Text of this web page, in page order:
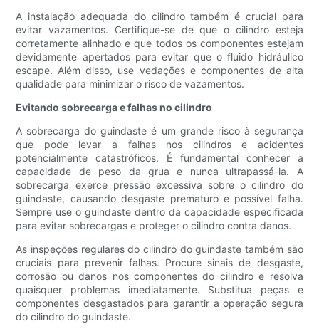
A instalação adequada do cilindro também é crucial para
evitar vazamentos. Certifique-se de que o cilindro esteja
corretamente alinhado e que todos os componentes estejam
devidamente apertados para evitar que o fluido hidráulico
escape. Além disso, use vedações e componentes de alta
qualidade para minimizar o risco de vazamentos.
Evitando sobrecarga e falhas no cilindro
A sobrecarga do guindaste é um grande risco à segurança
que pode levar a falhas nos cilindros e acidentes
potencialmente catastróficos. É fundamental conhecer a
capacidade de peso da grua e nunca ultrapassá-la. A
sobrecarga exerce pressão excessiva sobre o cilindro do
guindaste, causando desgaste prematuro e possível falha.
Sempre use o guindaste dentro da capacidade especificada
para evitar sobrecargas e proteger o cilindro contra danos.
As inspeções regulares do cilindro do guindaste também são
cruciais para prevenir falhas. Procure sinais de desgaste,
corrosão ou danos nos componentes do cilindro e resolva
quaisquer problemas imediatamente. Substitua peças e
componentes desgastados para garantir a operação segura
do cilindro do guindaste.